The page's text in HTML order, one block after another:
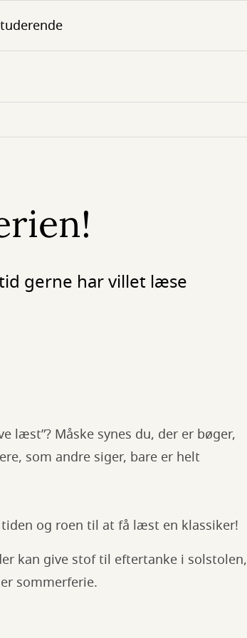
gerne har villet læse
læst”? Måske synes du, der er bøger,
som andre siger, bare er helt
og roen til at få læst en klassiker!
kan give stof til eftertanke i solstolen,
sommerferie.